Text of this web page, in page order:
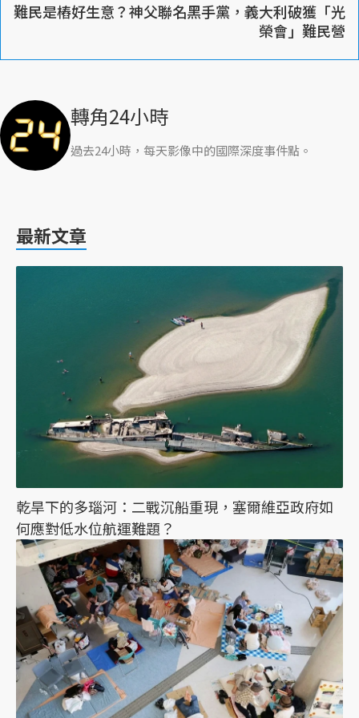
難民是樁好生意？神父聯名黑手黨，義大利破獲「光
榮會」難民營
轉角24小時
過去24小時，每天影像中的國際深度事件點。
最新文章
乾旱下的多瑙河：二戰沉船重現，塞爾維亞政府如
何應對低水位航運難題？